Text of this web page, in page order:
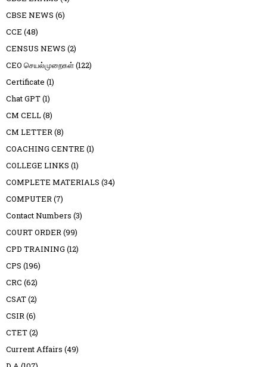
CBSE NEWS (6)
CCE (48)
CENSUS NEWS (2)
CEO செயல்முறைகள்(122)
Certificate (1)
Chat GPT(1)
CM CELL(8)
CM LETTER(8)
COACHING CENTRE (1)
COLLEGE LINKS (1)
COMPLETE MATERIALS (34)
COMPUTER(7)
Contact Numbers (3)
COURT ORDER(99)
CPD TRAINING (12)
CPS (196)
CRC (62)
CSAT(2)
CSIR(6)
CTET(2)
Current Affairs (49)